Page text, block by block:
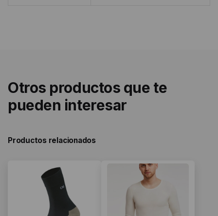
Otros productos que te
pueden interesar
Productos relacionados
producto
producto
múltiples